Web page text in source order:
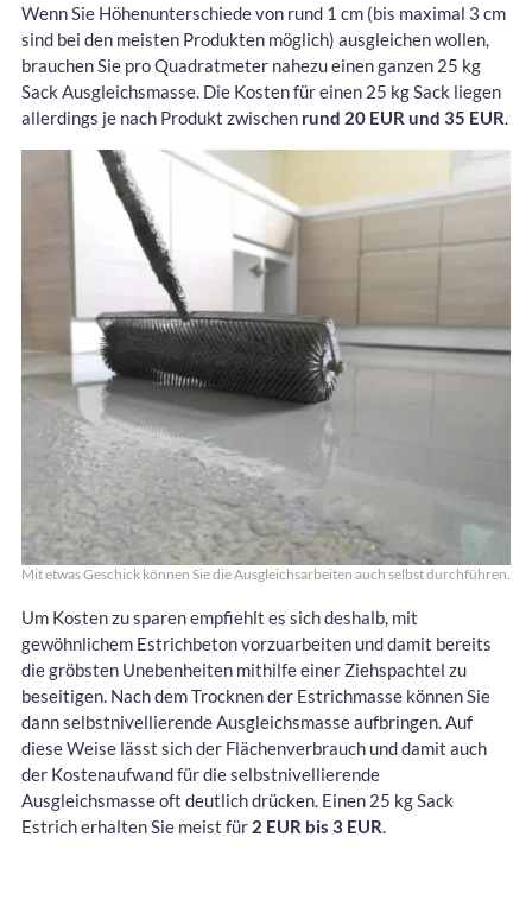
Wenn Sie Höhenunterschiede von rund 1 cm (bis maximal 3 cm
sind bei den meisten Produkten möglich) ausgleichen wollen,
brauchen Sie pro Quadratmeter nahezu einen ganzen 25 kg
Sack Ausgleichsmasse. Die Kosten für einen 25 kg Sack liegen
allerdings je nach Produkt zwischen rund 20 EUR und 35 EUR.
Mit etwas Geschick können Sie die Ausgleichsarbeiten auch selbst durchführen.
Um Kosten zu sparen empfiehlt es sich deshalb, mit
gewöhnlichem Estrichbeton vorzuarbeiten und damit bereits
die gröbsten Unebenheiten mithilfe einer Ziehspachtel zu
beseitigen. Nach dem Trocknen der Estrichmasse können Sie
dann selbstnivellierende Ausgleichsmasse aufbringen. Auf
diese Weise lässt sich der Flächenverbrauch und damit auch
der Kostenaufwand für die selbstnivellierende
Ausgleichsmasse oft deutlich drücken. Einen 25 kg Sack
Estrich erhalten Sie meist für 2 EUR bis 3 EUR.